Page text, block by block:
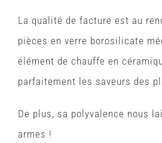
La qualité de facture est au
pièces en verre borosilicate
élément de chauffe en
parfaitement les saveurs des
De plus, sa polyvalence nous
armes !